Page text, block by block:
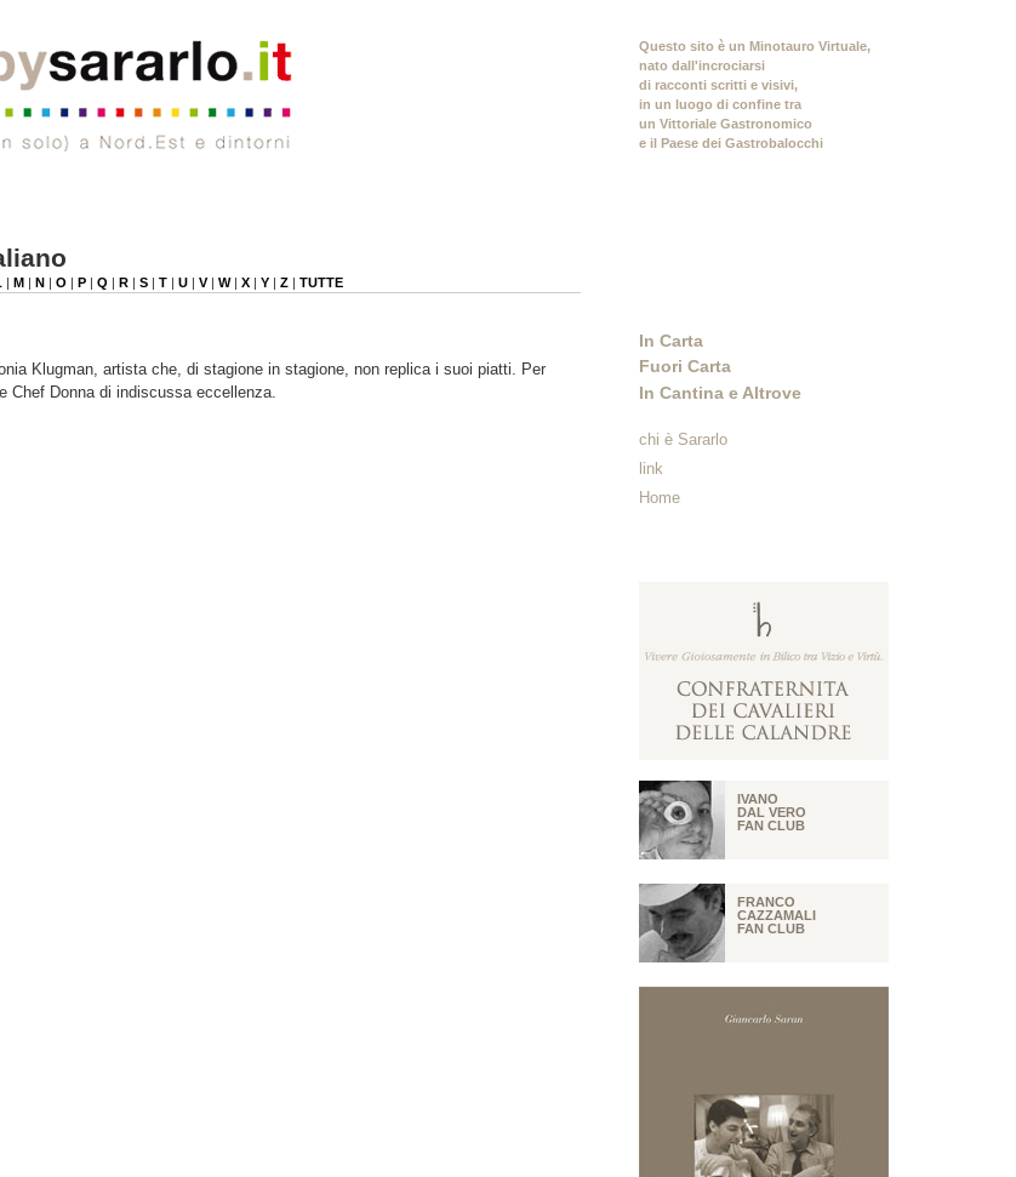
| M| N| O | P| Q | R| S| T| U| V| W| X| Y| Z| TUTTE
Klugman, artista che, di stagione in stagione, non replica i suoi piatti. Per
Chef Donna di indiscussa eccellenza.
Questo sito è un Minotauro Virtuale,
nato dall'incrociarsi
di racconti scritti e visivi,
in un luogo di confine tra
un Vittoriale Gastronomico
e il Paese dei Gastrobalocchi
In Carta
Fuori Carta
In Cantina e Altrove
chi è Sararlo
link
Home
IVANO
DAL VERO
FAN CLUB
FRANCO
CAZZAMALI
FAN CLUB